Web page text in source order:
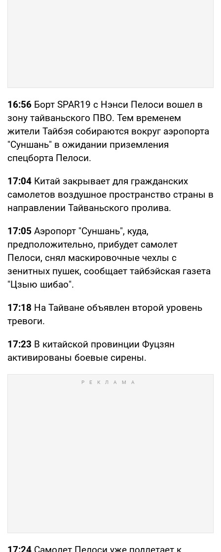
16:56 Борт SPAR19 с Нэнси Пелоси вошел в
зону тайваньского ПВО. Тем временем
жители Тайбэя собираются вокруг аэропорта
"Суншань" в ожидании приземления
спецборта Пелоси.
17:04 Китай закрывает для гражданских
самолетов воздушное пространство страны в
направлении Тайваньского пролива.
17:05 Аэропорт "Суншань", куда,
предположительно, прибудет самолет
Пелоси, снял маскировочные чехлы с
зенитных пушек, сообщает тайбэйская газета
"Цзыю шибао".
17:18 На Тайване объявлен второй уровень
тревоги.
17:23 В китайской провинции Фуцзян
активированы боевые сирены.
17:24 Самолет Пелоси уже подлетает к